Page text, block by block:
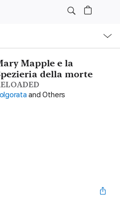
Mapple e la
della morte
and Others